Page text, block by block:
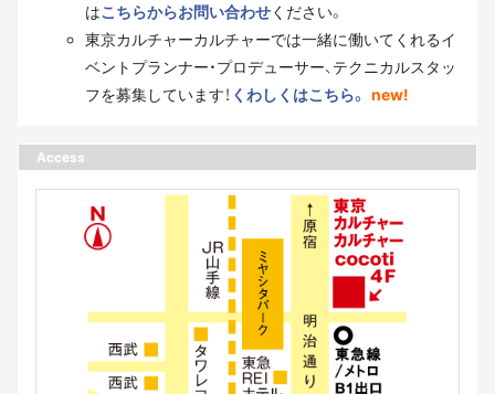
はこちらからお問い合わせください。
東京カルチャーカルチャーでは一緒に働いてくれるイ
ベントプランナー・プロデューサー、テクニカルスタッ
フを募集しています！ くわしくはこちら。 new!
Access